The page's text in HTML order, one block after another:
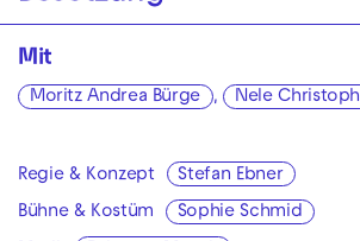
Mit
Moritz Andrea Bürge , Nele Christoph
Regie & Konzept Stefan Ebner
Bühne & Kostüm Sophie Schmid